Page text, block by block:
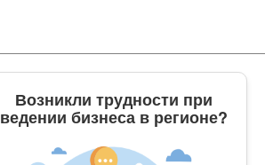
Возникли трудности при
ведении бизнеса в регионе?